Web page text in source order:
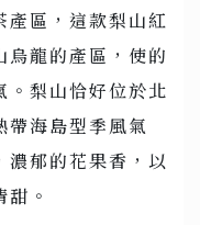
產區，這款梨山紅
烏龍的產區，使的
。梨山恰好位於北
帶海島型季風氣
郁的花果香，以
。